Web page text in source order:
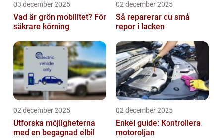
03 december 2025
Vad är grön mobilitet? För
säkrare körning
02 december 2025
Så reparerar du små
repor i lacken
02 december 2025
Utforska möjligheterna
med en begagnad elbil
02 december 2025
Enkel guide: Kontrollera
motoroljan